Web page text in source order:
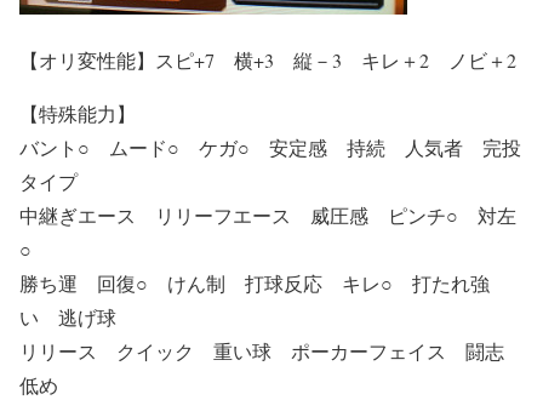
【オリ変性能】スピ+7 横+3 縦－3 キレ＋2 ノビ＋2
【特殊能力】
バント○ ムード○ ケガ○ 安定感 持続
人気者 完投
タイプ
中継ぎエース リリーフエース 威圧感 ピンチ○ 対左
○
勝ち運 回復○ けん制 打球反応 キレ○ 打たれ強
い 逃げ球
リリース クイック 重い球 ポーカーフェイス 闘志
低め